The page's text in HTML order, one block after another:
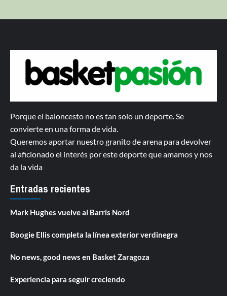
Porque el baloncesto no es tan solo un deporte. Se
convierte en una forma de vida.
Queremos aportar nuestro granito de arena para devolver
al aficionado el interés por este deporte que amamos y nos
da la vida
Entradas recientes
Mark Hughes vuelve al Barris Nord
Boogie Ellis completa la línea exterior verdinegra
No news, good news en Basket Zaragoza
Experiencia para seguir creciendo